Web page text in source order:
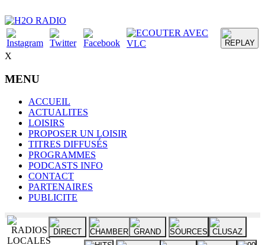
X
MENU
ACCUEIL
ACTUALITES
LOISIRS
PROPOSER UN LOISIR
TITRES DIFFUSÉS
PROGRAMMES
PODCASTS INFO
CONTACT
PARTENAIRES
PUBLICITE